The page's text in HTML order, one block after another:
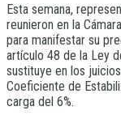
Esta semana,
reunieron en la
para manifestar su
artículo 48 de la Ley
sustituye en los
Coeficiente de
carga del 6%.